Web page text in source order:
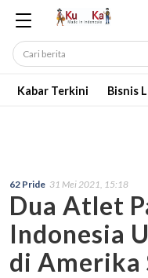
Kabar Terkini Bisnis
62 Pride 31 Mei 2021, 15:18
Dua Atlet
Indonesia
di Amerika